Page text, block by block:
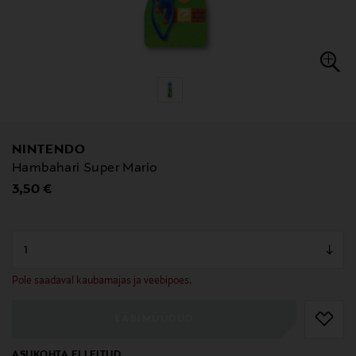
NINTENDO
Hambahari Super Mario
Original Price
3,50 €
Pole saadaval kaubamajas ja veebipoes.
null